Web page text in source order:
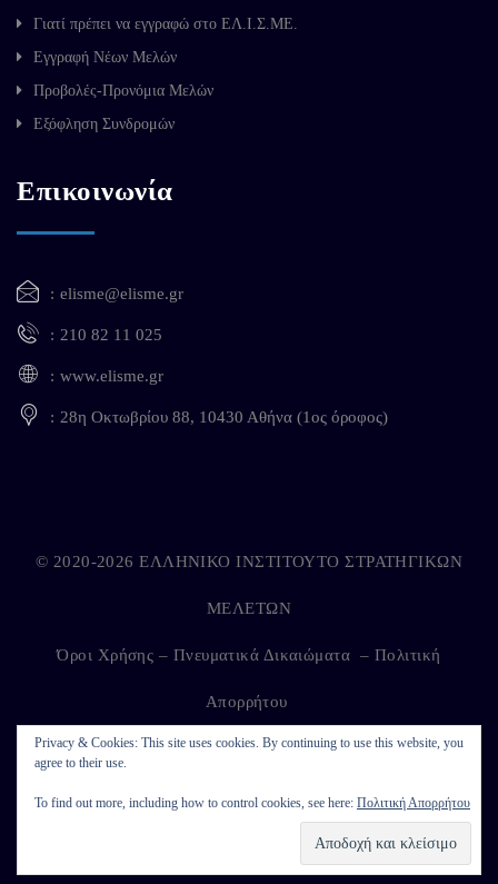
Γιατί πρέπει να εγγραφώ στο ΕΛ.Ι.Σ.ΜΕ.
Εγγραφή Νέων Μελών
Προβολές-Προνόμια Μελών
Εξόφληση Συνδρομών
Επικοινωνία
elisme@elisme.gr
210 82 11 025
www.elisme.gr
28η Οκτωβρίου 88, 10430 Αθήνα (1ος όροφος)
Privacy & Cookies: This site uses cookies. By continuing to use this website, you
agree to their use.
To find out more, including how to control cookies, see here: Πολιτική Απορρήτου
© 2020-2026 ΕΛΛΗΝΙΚΟ ΙΝΣΤΙΤΟΥΤΟ ΣΤΡΑΤΗΓΙΚΩΝ
ΜΕΛΕΤΩΝ
Όροι Χρήσης – Πνευματικά Δικαιώματα – Πολιτική
Απορρήτου
Developed by